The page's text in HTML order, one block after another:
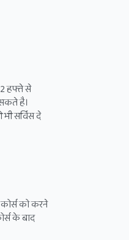
हफ्ते से
है।
सर्विंस दे
को करने
के बाद